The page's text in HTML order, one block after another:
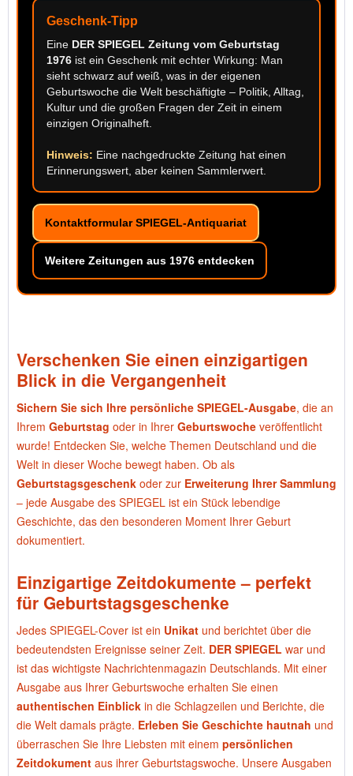
Geschenk-Tipp
Eine DER SPIEGEL Zeitung vom Geburtstag
1976 ist ein Geschenk mit echter Wirkung: Man
sieht schwarz auf weiß, was in der eigenen
Geburtswoche die Welt beschäftigte – Politik, Alltag,
Kultur und die großen Fragen der Zeit in einem
einzigen Originalheft.
Hinweis: Eine nachgedruckte Zeitung hat einen
Erinnerungswert, aber keinen Sammlerwert.
Kontaktformular SPIEGEL-Antiquariat
Weitere Zeitungen aus 1976 entdecken
Verschenken Sie einen einzigartigen
Blick in die Vergangenheit
Sichern Sie sich Ihre persönliche SPIEGEL-Ausgabe, die an
Ihrem Geburtstag oder in Ihrer Geburtswoche veröffentlicht
wurde! Entdecken Sie, welche Themen Deutschland und die
Welt in dieser Woche bewegt haben. Ob als
Geburtstagsgeschenk oder zur Erweiterung Ihrer Sammlung
– jede Ausgabe des SPIEGEL ist ein Stück lebendige
Geschichte, das den besonderen Moment Ihrer Geburt
dokumentiert.
Einzigartige Zeitdokumente – perfekt
für Geburtstagsgeschenke
Jedes SPIEGEL-Cover ist ein Unikat und berichtet über die
bedeutendsten Ereignisse seiner Zeit. DER SPIEGEL war und
ist das wichtigste Nachrichtenmagazin Deutschlands. Mit einer
Ausgabe aus Ihrer Geburtswoche erhalten Sie einen
authentischen Einblick in die Schlagzeilen und Berichte, die
die Welt damals prägte. Erleben Sie Geschichte hautnah und
überraschen Sie Ihre Liebsten mit einem persönlichen
Zeitdokument aus ihrer Geburtstagswoche. Unsere Ausgaben